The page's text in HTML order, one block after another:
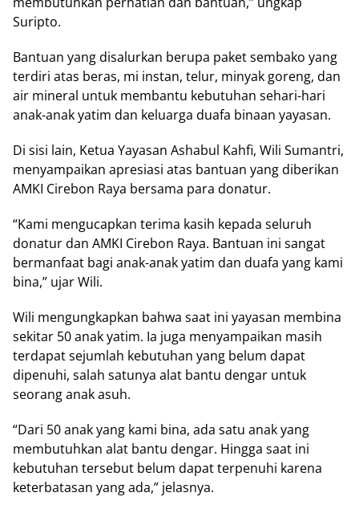
Suripto.
Bantuan yang disalurkan berupa paket sembako yang
terdiri atas beras, mi instan, telur, minyak goreng, dan
air mineral untuk membantu kebutuhan sehari-hari
anak-anak yatim dan keluarga duafa binaan yayasan.
Di sisi lain, Ketua Yayasan Ashabul Kahfi, Wili Sumantri,
menyampaikan apresiasi atas bantuan yang diberikan
AMKI Cirebon Raya bersama para donatur.
“Kami mengucapkan terima kasih kepada seluruh
donatur dan AMKI Cirebon Raya. Bantuan ini sangat
bermanfaat bagi anak-anak yatim dan duafa yang kami
bina,” ujar Wili.
Wili mengungkapkan bahwa saat ini yayasan membina
sekitar 50 anak yatim. Ia juga menyampaikan masih
terdapat sejumlah kebutuhan yang belum dapat
dipenuhi, salah satunya alat bantu dengar untuk
seorang anak asuh.
“Dari 50 anak yang kami bina, ada satu anak yang
membutuhkan alat bantu dengar. Hingga saat ini
kebutuhan tersebut belum dapat terpenuhi karena
keterbatasan yang ada,” jelasnya.